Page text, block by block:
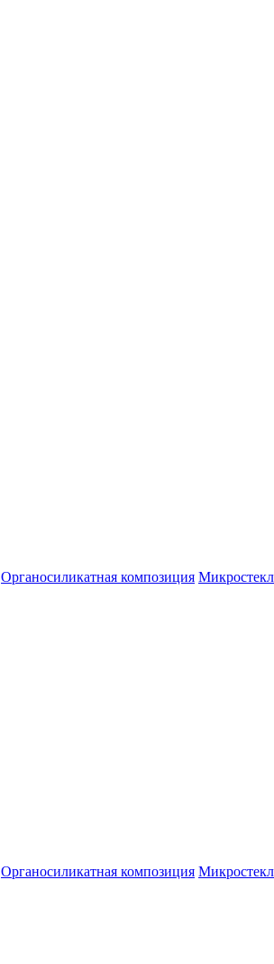
Органосиликатная композиция
Органосиликатная композиция